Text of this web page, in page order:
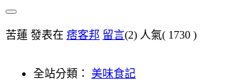
苦蓮 發表在 痞客邦 留言(2) 人氣( 1730 )
全站分類： 美味食記